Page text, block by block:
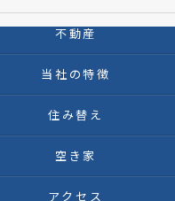
不動産
当社の特徴
住み替え
空き家
アクセス